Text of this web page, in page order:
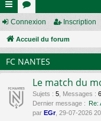
ac
co
ur
ci
or
u
m
s
Connexion Inscription
Accueil du forum
FC NANTES
Le match du
Sujets : 5 Messages :
Dernier message : Re:
par EGr, 29-07-2026